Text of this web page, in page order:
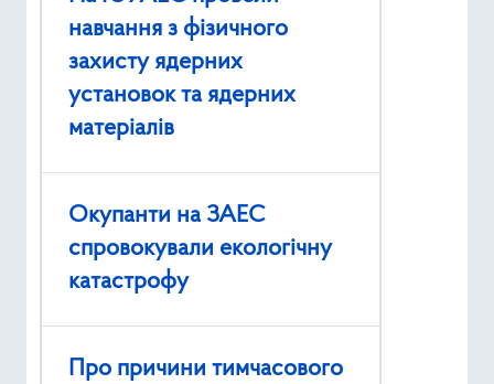
навчання з фізичного
захисту ядерних
установок та ядерних
матеріалів
Окупанти на ЗАЕС
спровокували екологічну
катастрофу
Про причини тимчасового